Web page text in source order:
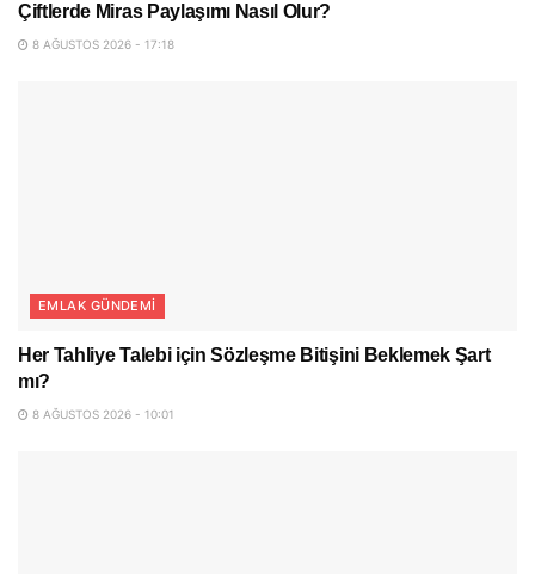
Çiftlerde Miras Paylaşımı Nasıl Olur?
8 AĞUSTOS 2026 - 17:18
EMLAK GÜNDEMI
Her Tahliye Talebi için Sözleşme Bitişini Beklemek Şart
mı?
8 AĞUSTOS 2026 - 10:01